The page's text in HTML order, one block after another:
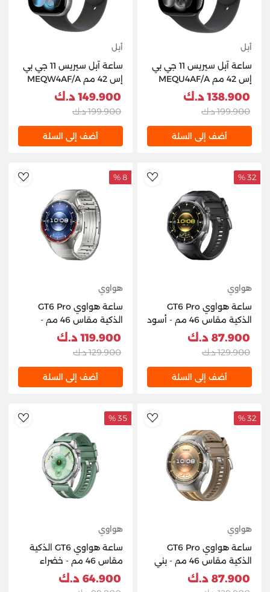
أبل
ساعة آبل سيريس 11 جي بي
إس 42 مم MEQU4AF/A
أسود L/M
138.900 د.ك
199.900 د.ك
أضف إلى السلة
أبل
ساعة آبل سيريس 11 جي بي
إس 42 مم MEQW4AF/A
رمادية S/M
149.900 د.ك
199.900 د.ك
أضف إلى السلة
AddToWishlist
32 %
هواوي
ساعة هواوي GT6 Pro
الذكية مقاس 46 مم - أسود
87.900 د.ك
129.900 د.ك
أضف إلى السلة
8 %
هواوي
ساعة هواوي GT6 Pro
الذكية مقاس 46 مم -
تيتانيوم
119.900 د.ك
129.900 د.ك
أضف إلى السلة
AddToWishlist
32 %
هواوي
ساعة هواوي GT6 Pro
الذكية مقاس 46 مم - بني
87.900 د.ك
35 %
هواوي
ساعة هواوي GT6 الذكية
مقاس 46 مم - خضراء
64.900 د.ك